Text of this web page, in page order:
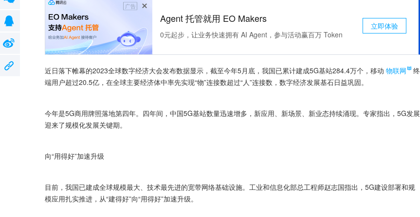
广告
Agent 托管就用 EO Makers
0元起步，让业务快速拥有 AI Agent，参与活动赢百万 Token
立即体验
近日落下帷幕的2023全球数字经济大会发布数据显示，截至今年5月底，我国已累计建成5G基站284.4万个，移动 物联网
终
端用户超过20.5亿，在全球主要经济体中率先实现“物”连接数超过“人”连接数，数字经济发展基石日益巩固。
今年是5G商用牌照落地第四年。四年间，中国5G基站数量迅速增多，新应用、新场景、新业态持续涌现。专家指出，5G发展
迎来了规模化发展关键期。
向“用得好”加速升级
目前，我国已建成全球规模最大、技术最先进的宽带网络基础设施。工业和信息化部总工程师赵志国指出，5G建设部署和规
模应用扎实推进，从“建得好”向“用得好”加速升级。